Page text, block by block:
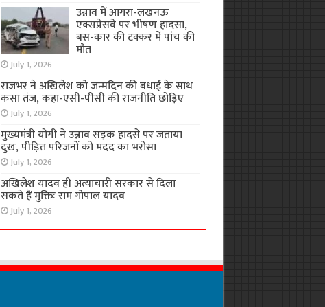
उन्नाव में आगरा-लखनऊ
एक्सप्रेसवे पर भीषण हादसा,
बस-कार की टक्कर में पांच की
मौत
July 1, 2026
राजभर ने अखिलेश को जन्मदिन की बधाई के साथ
कसा तंज, कहा-एसी-पीसी की राजनीति छोड़िए
July 1, 2026
मुख्यमंत्री योगी ने उन्नाव सड़क हादसे पर जताया
दुख, पीड़ित परिजनों को मदद का भरोसा
July 1, 2026
अखिलेश यादव ही अत्याचारी सरकार से दिला
सकते हैं मुक्तिः राम गोपाल यादव
July 1, 2026